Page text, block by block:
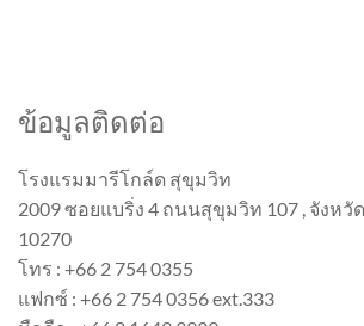
ข้อมูลติดต่อ
โรงแรมมารีโกล์ด สุขุมวิท
2009 ซอยแบริ่ง 4 ถนนสุขุมวิท 107 , จังห
10270
โทร : +66 2 754 0355
แฟกซ์ : +66 2 754 0356 ext.333